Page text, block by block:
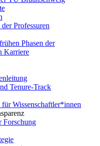
Professuren
Phasen der
Karriere
Tenure-Track
Wissenschaftler*innen
Forschung